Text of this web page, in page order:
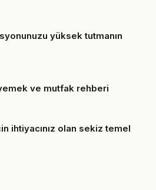
yüksek tutmanın
ve mutfak rehberi
ihtiyacınız olan sekiz temel